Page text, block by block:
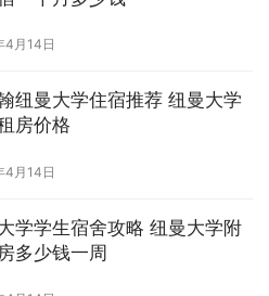
4月14日
纽曼大学住宿推荐 纽曼大学
房价格
4月14日
学学生宿舍攻略 纽曼大学附
多少钱一周